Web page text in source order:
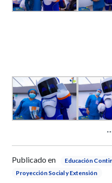
Publicado en Educación
Proyección Social y Extensión